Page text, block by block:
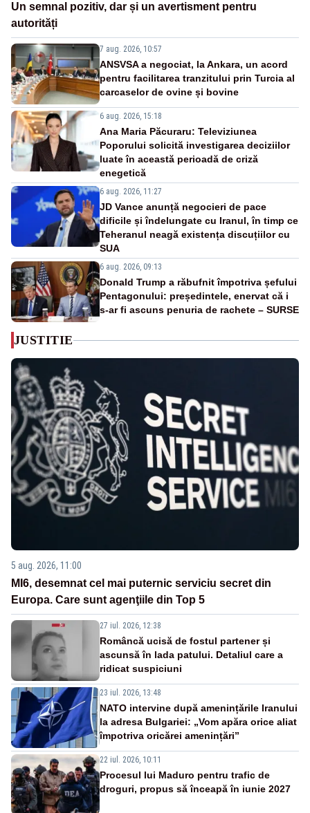
Un semnal pozitiv, dar și un avertisment pentru
autorități
7 aug. 2026, 10:57
ANSVSA a negociat, la Ankara, un acord
pentru facilitarea tranzitului prin Turcia al
carcaselor de ovine și bovine
6 aug. 2026, 15:18
Ana Maria Păcuraru: Televiziunea
Poporului solicită investigarea deciziilor
luate în această perioadă de criză
enegetică
6 aug. 2026, 11:27
JD Vance anunță negocieri de pace
dificile și îndelungate cu Iranul, în timp ce
Teheranul neagă existența discuțiilor cu
SUA
6 aug. 2026, 09:13
Donald Trump a răbufnit împotriva șefului
Pentagonului: președintele, enervat că i
s-ar fi ascuns penuria de rachete – SURSE
JUSTITIE
5 aug. 2026, 11:00
MI6, desemnat cel mai puternic serviciu secret din
Europa. Care sunt agenţiile din Top 5
27 iul. 2026, 12:38
Româncă ucisă de fostul partener și
ascunsă în lada patului. Detaliul care a
ridicat suspiciuni
23 iul. 2026, 13:48
NATO intervine după amenințările Iranului
la adresa Bulgariei: „Vom apăra orice aliat
împotriva oricărei amenințări”
22 iul. 2026, 10:11
Procesul lui Maduro pentru trafic de
droguri, propus să înceapă în iunie 2027